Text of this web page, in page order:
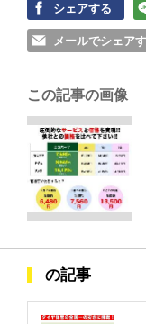
シェアする
メールでシェア
この記事の画像
の記事